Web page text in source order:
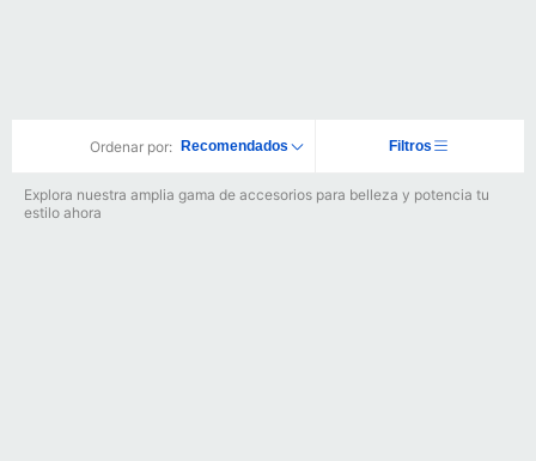
Ordenar por: Recomendados Filtros
Explora nuestra amplia gama de accesorios para belleza y potencia tu
estilo ahora